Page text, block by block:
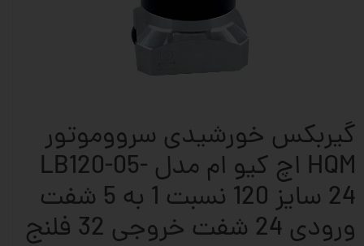
گیربکس خورشیدی سرووموتور
HQM اچ کیو ام مدل LB120-05-
24 سایز 120 نسبت 1 به 5 شفت
ورودی 24 شفت خروجی 32 فلنج